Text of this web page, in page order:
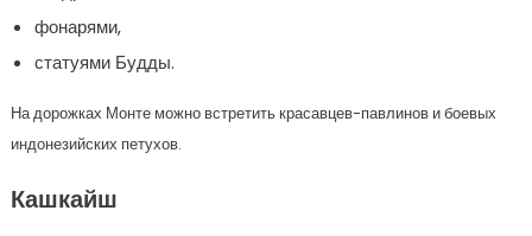
фонарями,
статуями Будды.
На дорожках Монте можно встретить красавцев-павлинов и боевых
индонезийских петухов.
Кашкайш